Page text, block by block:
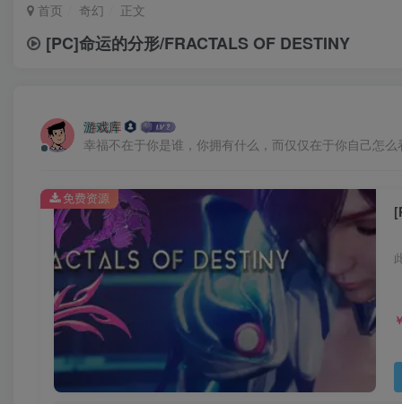
首页 奇幻 正文
[PC]命运的分形/FRACTALS OF DESTINY
游戏库
幸福不在于你是谁，你拥有什么，而仅仅在于你自己怎么
免费资源